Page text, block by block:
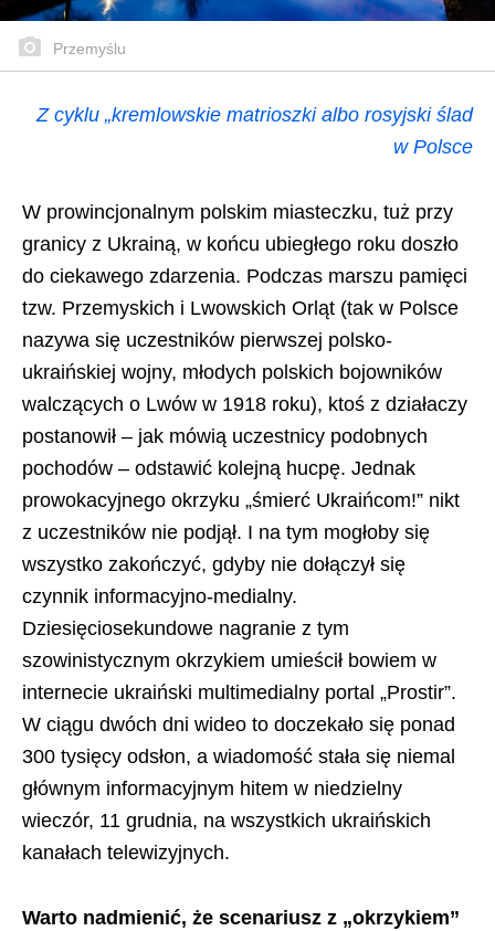
Przemyślu
Z cyklu „kremlowskie matrioszki albo rosyjski ślad
w Polsce
W prowincjonalnym polskim miasteczku, tuż przy
granicy z Ukrainą, w końcu ubiegłego roku doszło
do ciekawego zdarzenia. Podczas marszu pamięci
tzw. Przemyskich i Lwowskich Orląt (tak w Polsce
nazywa się uczestników pierwszej polsko-
ukraińskiej wojny, młodych polskich bojowników
walczących o Lwów w 1918 roku), ktoś z działaczy
postanowił – jak mówią uczestnicy podobnych
pochodów – odstawić kolejną hucpę. Jednak
prowokacyjnego okrzyku „śmierć Ukraińcom!” nikt
z uczestników nie podjął. I na tym mogłoby się
wszystko zakończyć, gdyby nie dołączył się
czynnik informacyjno-medialny.
Dziesięciosekundowe nagranie z tym
szowinistycznym okrzykiem umieścił bowiem w
internecie ukraiński multimedialny portal „Prostir”.
W ciągu dwóch dni wideo to doczekało się ponad
300 tysięcy odsłon, a wiadomość stała się niemal
głównym informacyjnym hitem w niedzielny
wieczór, 11 grudnia, na wszystkich ukraińskich
kanałach telewizyjnych.
Warto nadmienić, że scenariusz z „okrzykiem”